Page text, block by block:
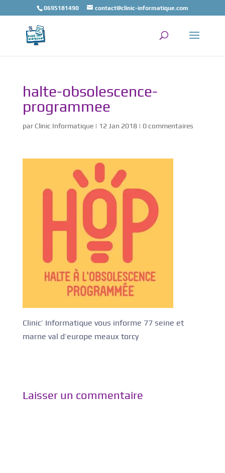
0695181490 contact@clinic-informatique.com
halte-obsolescence-
programmee
par Clinic Informatique| 12 Jan 2018| 0 commentaires
Clinic’ Informatique vous informe 77 seine et
marne val d’europe meaux torcy
Laisser un commentaire